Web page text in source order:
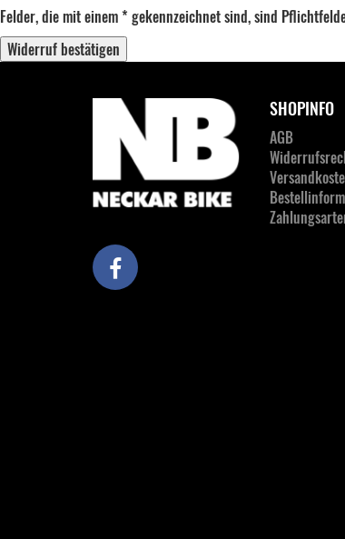
Felder, die mit einem * gekennzeichnet sind, sind
Widerruf bestätigen
SHOPINFO
AGB